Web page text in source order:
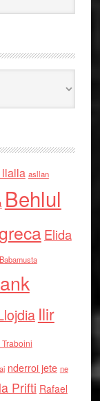
asllan
Behlul
Elida
Ilir
nderroi jete ne
Prifti Rafael